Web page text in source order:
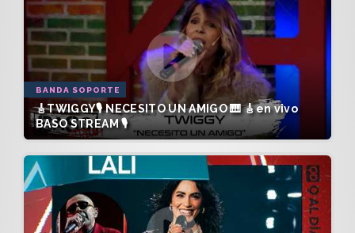
BANDA SOPORTE
🎸TWIGGY🎙️ NECESITO UN AMIGO 🎹 🎸en vivo
BASO STREAM 🎙️